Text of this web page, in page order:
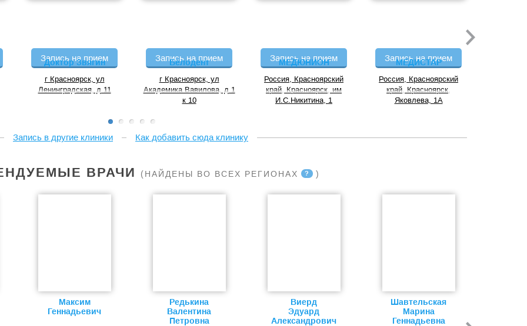
Доктор Звягин
Запись на прием
г Красноярск, ул
Ленинградская, д 11
Белодент
Запись на прием
г Красноярск, ул
Академика Вавилова, д 1
к 10
МЕДЮНИОН
Запись на прием
Россия, Красноярский
край, Красноярск, им
И.С.Никитина, 1
МЕДИСТАР
Запись на прием
Россия, Красноярский
край, Красноярск,
Яковлева, 1А
Запись в другие клиники Как добавить сюда клинику
ВРАЧИ (НАЙДЕНЫ ВО ВСЕХ РЕГИОНАХ ? )
Максим
Геннадьевич
Редькина
Валентина
Петровна
Виерд
Эдуард
Александрович
Шавтельская
Марина
Геннадьевна